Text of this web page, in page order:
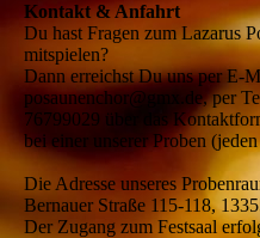
Kontakt & Anfahrt
Du hast Fragen zum Lazarus
mitspielen?
Dann erreichst Du uns per E-
posaunenchor@gmx.de, per
76799029 über das
bei einer unserer Proben
Die Adresse unseres
Bernauer Straße 115-118,
Der Zugang zum Festsaal